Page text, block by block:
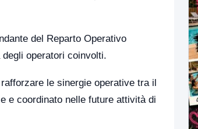
del Reparto Operativo
operatori coinvolti.
le sinergie operative tra il
e coordinato nelle future attività di